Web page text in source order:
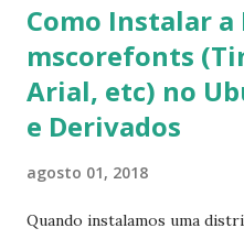
Como Instalar
mscorefonts
Arial, etc) no
e Derivados
agosto 01, 2018
Quando instalamos uma